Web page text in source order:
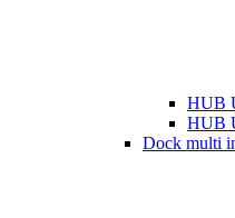
HUB
HUB
Dock multi